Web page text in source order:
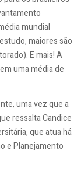
mundial
maiores são
E mais! A
uma média de
uma vez que a
ressalta Candice
que atua há
e Planejamento